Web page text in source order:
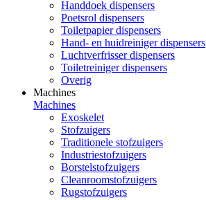
Handdoek dispensers
Poetsrol dispensers
Toiletpapier dispensers
Hand- en huidreiniger dispensers
Luchtverfrisser dispensers
Toiletreiniger dispensers
Overig
Machines
Machines
Exoskelet
Stofzuigers
Traditionele stofzuigers
Industriestofzuigers
Borstelstofzuigers
Cleanroomstofzuigers
Rugstofzuigers